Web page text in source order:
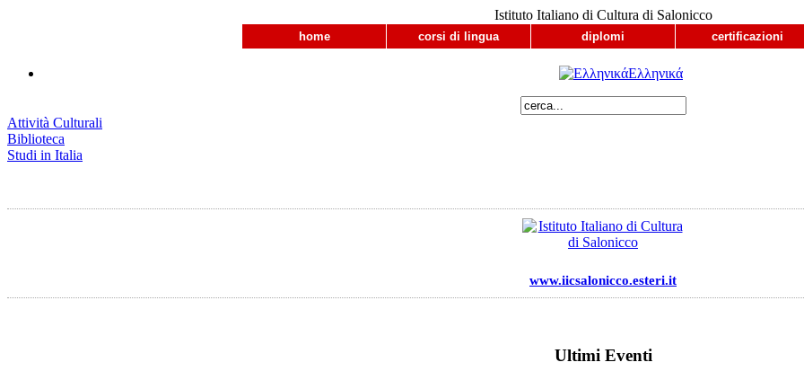
Istituto Italiano di Cultura di Salonicco
home corsi di lingua diplomi certificazioni
Ελληνικά
Attività Culturali
Biblioteca
Studi in Italia
www.iicsalonicco.esteri.it
Ultimi Eventi